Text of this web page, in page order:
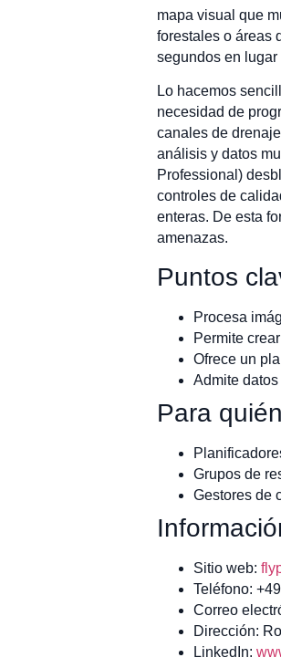
mapa visual que
forestales o áreas
segundos en
Lo hacemos
necesidad de
canales de
análisis y datos
Professional)
controles de
enteras. De esta
amenazas.
Puntos
Procesa
Permite
Ofrece un
Admite
Para
Grupos de
Gestores de
Sitio web:
Teléfono:
Correo
Dirección:
LinkedIn: